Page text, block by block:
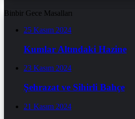
Binbir Gece Masalları
25 Kasım 2024
Kumlar Altındaki Hazine
23 Kasım 2024
Şehrazat ve Sihirli Bahçe
21 Kasım 2024